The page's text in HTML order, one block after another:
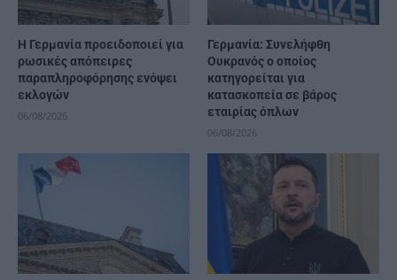
Η Γερμανία προειδοποιεί για
ρωσικές απόπειρες
παραπληροφόρησης ενόψει
εκλογών
06/08/2026
Γερμανία: Συνελήφθη
Ουκρανός ο οποίος
κατηγορείται για
κατασκοπεία σε βάρος
εταιρίας όπλων
06/08/2026